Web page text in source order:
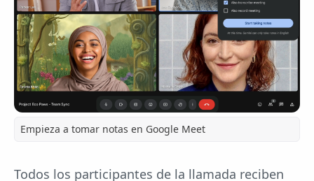
Empieza a tomar notas en Google Meet
Todos los participantes de la llamada reciben